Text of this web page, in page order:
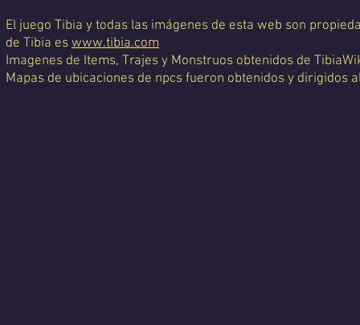
El juego Tibia y todas las imágenes de esta web son
de Tibia es www.tibia.com
Imagenes de Items, Trajes y Monstruos obtenidos de
Mapas de ubicaciones de npcs fueron obtenidos y dirigidos